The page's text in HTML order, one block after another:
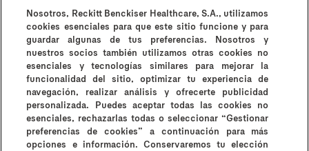
Home Colecciones
MYSTERY BOX DEL
AMOR
Nosotros, Reckitt Benckiser Healthcare, S.A., utilizamos
cookies esenciales para que este sitio funcione y para
guardar algunas de tus preferencias. Nosotros y
nuestros socios también utilizamos otras cookies no
esenciales y tecnologías similares para mejorar la
funcionalidad del sitio, optimizar tu experiencia de
navegación, realizar análisis y ofrecerte publicidad
personalizada. Puedes aceptar todas las cookies no
esenciales, rechazarlas todas o seleccionar “Gestionar
preferencias de cookies” a continuación para más
opciones e información. Conservaremos tu elección